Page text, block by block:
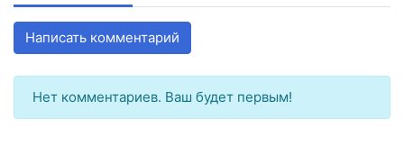
Написать комментарий
Нет комментариев. Ваш будет первым!